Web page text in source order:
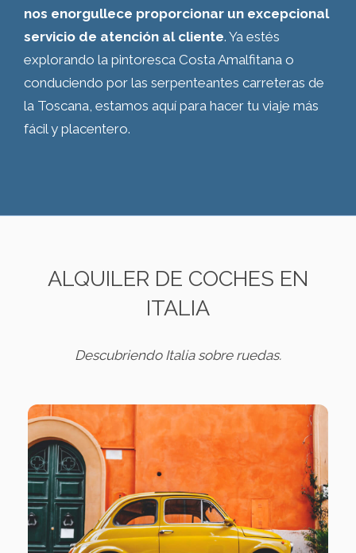
nos enorgullece proporcionar un excepcional
servicio de atención al cliente. Ya estés
explorando la pintoresca Costa Amalfitana o
conduciendo por las serpenteantes carreteras de
la Toscana, estamos aquí para hacer tu viaje más
fácil y placentero.
ALQUILER DE COCHES EN
ITALIA
Descubriendo Italia sobre ruedas.